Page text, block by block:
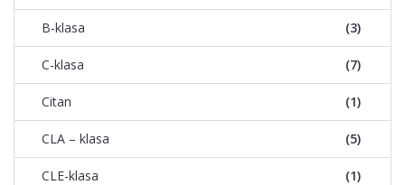
B-klasa (3)
C-klasa (7)
Citan (1)
CLA – klasa (5)
CLE-klasa (1)